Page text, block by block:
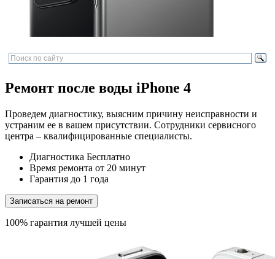
Ремонт после воды iPhone 4
Проведем диагностику, выясним причину неисправности и
устраним ее в вашем присутствии. Сотрудники сервисного
центра – квалифицированные специалисты.
Диагностика Бесплатно
Время ремонта от 20 минут
Гарантия до 1 года
Записаться на ремонт
100% гарантия лучшей цены